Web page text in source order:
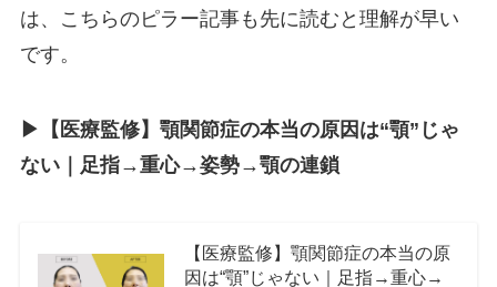
は、こちらのピラー記事も先に読むと理解が早い
です。
▶︎【医療監修】顎関節症の本当の原因は“顎”じゃ
ない｜足指→重心→姿勢→顎の連鎖
【医療監修】顎関節症の本当の原
因は“顎”じゃない｜足指→重心→